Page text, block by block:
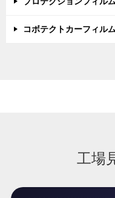
コボテクトカーフィルム
工場